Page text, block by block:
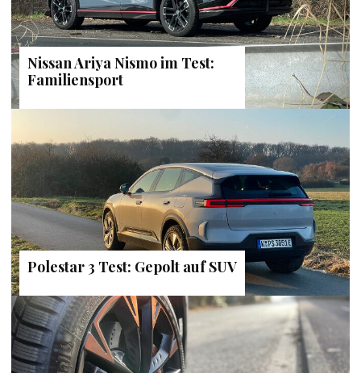
Nissan Ariya Nismo im Test:
Familiensport
Polestar 3 Test: Gepolt auf SUV